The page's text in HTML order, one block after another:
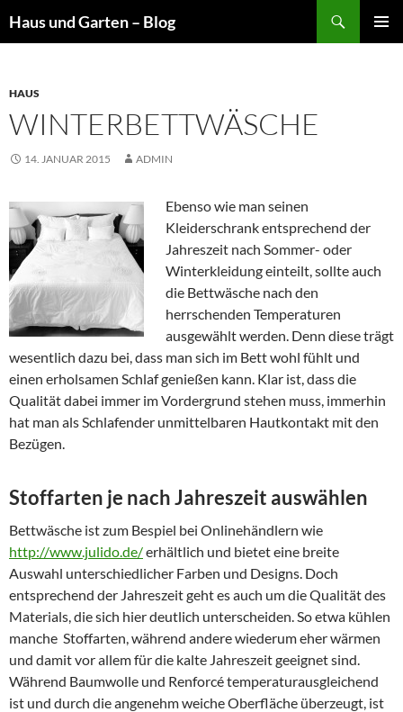
Haus und Garten – Blog
HAUS
WINTERBETTWÄSCHE
14. JANUAR 2015 ADMIN
Ebenso wie man seinen
Kleiderschrank entsprechend der
Jahreszeit nach Sommer- oder
Winterkleidung einteilt, sollte auch
die Bettwäsche nach den
herrschenden Temperaturen
ausgewählt werden. Denn diese trägt
wesentlich dazu bei, dass man sich im Bett wohl fühlt und
einen erholsamen Schlaf genießen kann. Klar ist, dass die
Qualität dabei immer im Vordergrund stehen muss, immerhin
hat man als Schlafender unmittelbaren Hautkontakt mit den
Bezügen.
Stoffarten je nach Jahreszeit auswählen
Bettwäsche ist zum Bespiel bei Onlinehändlern wie
http://www.julido.de/erhältlich und bietet eine breite
Auswahl unterschiedlicher Farben und Designs. Doch
entsprechend der Jahreszeit geht es auch um die Qualität des
Materials, die sich hier deutlich unterscheiden. So etwa kühlen
manche Stoffarten, während andere wiederum eher wärmen
und damit vor allem für die kalte Jahreszeit geeignet sind.
Während Baumwolle und Renforcé temperaturausgleichend
ist und durch die angenehm weiche Oberfläche überzeugt, ist